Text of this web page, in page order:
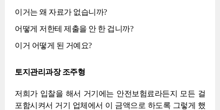
이거는 왜 자료가 없습니까?
어떻게 저한테 제출을 안 한 겁니까?
이거 어떻게 된 거예요?
토지관리과장 조주형
저희가 입찰을 해서 거기에는 안전보험료라든지 모든 걸
포함시켜서 거기 업체에서 이 금액으로 하도록 그렇게 했